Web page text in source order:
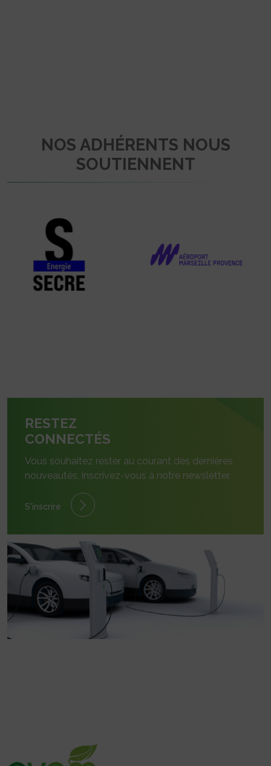
NOS ADHÉRENTS NOUS
SOUTIENNENT
RESTEZ
CONNECTÉS
Vous souhaitez rester au courant des dernières
nouveautés, inscrivez-vous à notre newsletter.
S'inscrire